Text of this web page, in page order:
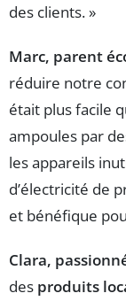
des clients. »
Marc, parent
réduire notre
était plus facile
ampoules par
les appareils
d’électricité de
et bénéfique
Clara,
des produits